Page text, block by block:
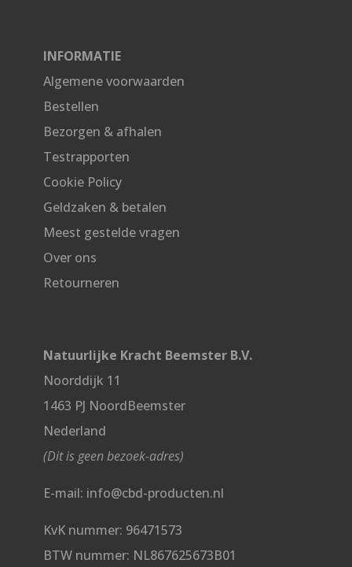
INFORMATIE
Algemene voorwaarden
Bestellen
Bezorgen & afhalen
Testrapporten
Cookie Policy
Geldzaken & betalen
Meest gestelde vragen
Over ons
Retourneren
Natuurlijke Kracht Beemster B.V.
Noorddijk 11
1463 PJ NoordBeemster
Nederland
(Dit is geen bezoek-adres)
E-mail: info@cbd-producten.nl
KvK nummer: 96471573
BTW nummer: NL867625673B01